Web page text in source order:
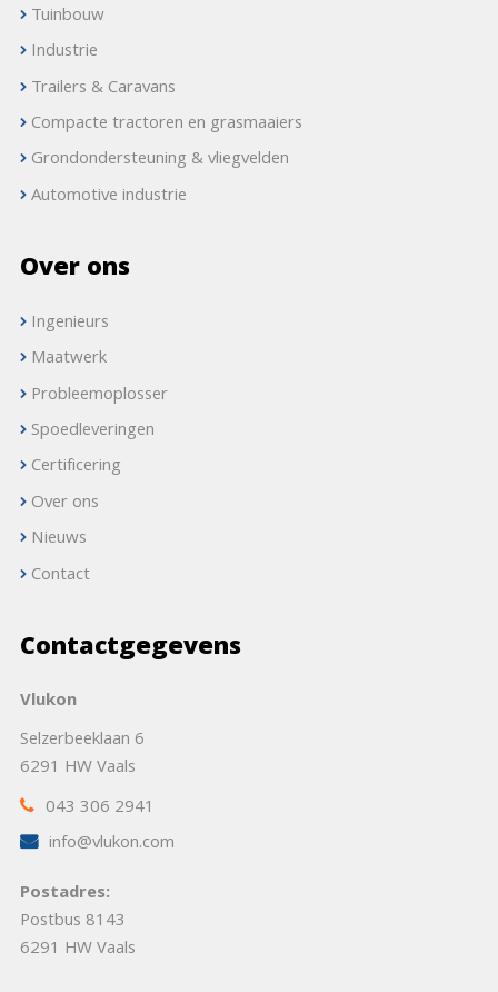
Tuinbouw
Industrie
Trailers & Caravans
Compacte tractoren en grasmaaiers
Grondondersteuning & vliegvelden
Automotive industrie
Over ons
Ingenieurs
Maatwerk
Probleemoplosser
Spoedleveringen
Certificering
Over ons
Nieuws
Contact
Contactgegevens
Vlukon
Selzerbeeklaan 6
6291 HW Vaals
043 306 2941
info@vlukon.com
Postadres:
Postbus 8143
6291 HW Vaals